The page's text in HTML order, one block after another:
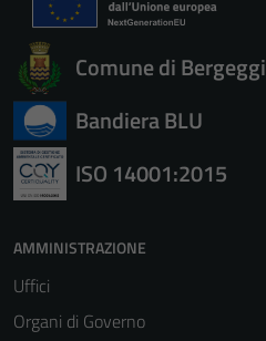
Comune di Bergeggi
Bandiera BLU
ISO 14001:2015
AMMINISTRAZIONE
Uffici
Organi di Governo